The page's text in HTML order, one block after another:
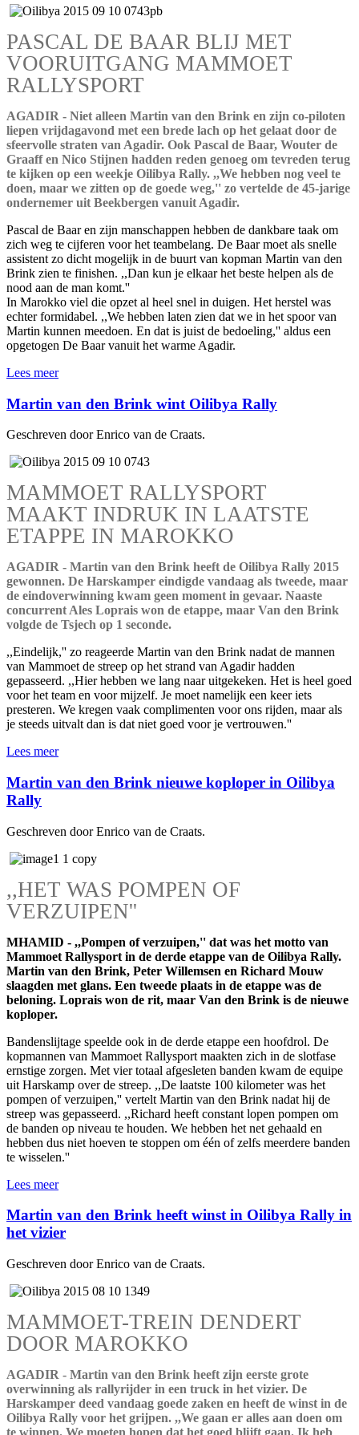
PASCAL DE BAAR BLIJ MET
VOORUITGANG MAMMOET
RALLYSPORT
AGADIR - Niet alleen Martin van den Brink en zijn co-piloten
liepen vrijdagavond met een brede lach op het gelaat door de
sfeervolle straten van Agadir. Ook Pascal de Baar, Wouter de
Graaff en Nico Stijnen hadden reden genoeg om tevreden terug
te kijken op een weekje Oilibya Rally. ,,We hebben nog veel te
doen, maar we zitten op de goede weg,'' zo vertelde de 45-jarige
ondernemer uit Beekbergen vanuit Agadir.
Pascal de Baar en zijn manschappen hebben de dankbare taak om
zich weg te cijferen voor het teambelang. De Baar moet als snelle
assistent zo dicht mogelijk in de buurt van kopman Martin van den
Brink zien te finishen. ,,Dan kun je elkaar het beste helpen als de
nood aan de man komt.''
In Marokko viel die opzet al heel snel in duigen. Het herstel was
echter formidabel. ,,We hebben laten zien dat we in het spoor van
Martin kunnen meedoen. En dat is juist de bedoeling,'' aldus een
opgetogen De Baar vanuit het warme Agadir.
Lees meer
Martin van den Brink wint Oilibya Rally
Geschreven door Enrico van de Craats.
MAMMOET RALLYSPORT
MAAKT INDRUK IN LAATSTE
ETAPPE IN MAROKKO
AGADIR - Martin van den Brink heeft de Oilibya Rally 2015
gewonnen. De Harskamper eindigde vandaag als tweede, maar
de eindoverwinning kwam geen moment in gevaar. Naaste
concurrent Ales Loprais won de etappe, maar Van den Brink
volgde de Tsjech op 1 seconde.
,,Eindelijk,'' zo reageerde Martin van den Brink nadat de mannen
van Mammoet de streep op het strand van Agadir hadden
gepasseerd. ,,Hier hebben we lang naar uitgekeken. Het is heel goed
voor het team en voor mijzelf. Je moet namelijk een keer iets
presteren. We kregen vaak complimenten voor ons rijden, maar als
je steeds uitvalt dan is dat niet goed voor je vertrouwen.''
Lees meer
Martin van den Brink nieuwe koploper in Oilibya
Rally
Geschreven door Enrico van de Craats.
,,HET WAS POMPEN OF
VERZUIPEN''
MHAMID - ,,Pompen of verzuipen,'' dat was het motto van
Mammoet Rallysport in de derde etappe van de Oilibya Rally.
Martin van den Brink, Peter Willemsen en Richard Mouw
slaagden met glans. Een tweede plaats in de etappe was de
beloning. Loprais won de rit, maar Van den Brink is de nieuwe
koploper.
Bandenslijtage speelde ook in de derde etappe een hoofdrol. De
kopmannen van Mammoet Rallysport maakten zich in de slotfase
ernstige zorgen. Met vier totaal afgesleten banden kwam de equipe
uit Harskamp over de streep. ,,De laatste 100 kilometer was het
pompen of verzuipen,'' vertelt Martin van den Brink nadat hij de
streep was gepasseerd. ,,Richard heeft constant lopen pompen om
de banden op niveau te houden. We hebben het net gehaald en
hebben dus niet hoeven te stoppen om één of zelfs meerdere banden
te wisselen.''
Lees meer
Martin van den Brink heeft winst in Oilibya Rally in
het vizier
Geschreven door Enrico van de Craats.
MAMMOET-TREIN DENDERT
DOOR MAROKKO
AGADIR - Martin van den Brink heeft zijn eerste grote
overwinning als rallyrijder in een truck in het vizier. De
Harskamper deed vandaag goede zaken en heeft de winst in de
Oilibya Rally voor het grijpen. ,,We gaan er alles aan doen om